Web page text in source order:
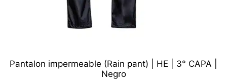
Pantalon impermeable (Rain pant) | HE | 3° CAPA |
Negro